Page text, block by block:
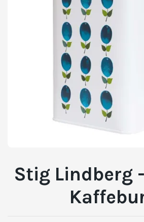
Stig Lindberg